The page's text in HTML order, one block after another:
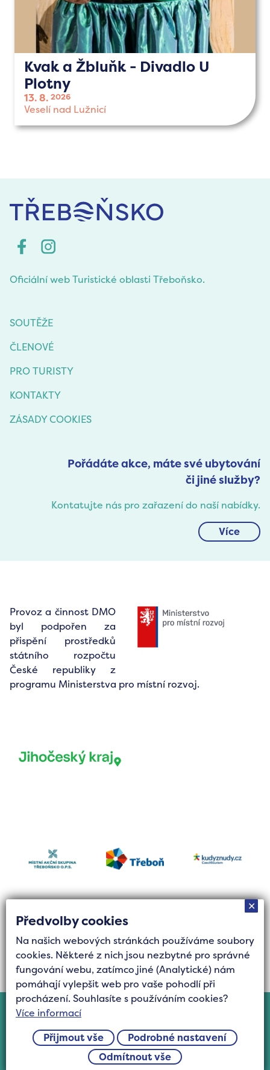
Kvak a Žbluňk - Divadlo U
Plotny
13. 8. 2026
Veselí nad Lužnicí
Oficiální web Turistické oblasti Třeboňsko.
SOUTĚŽE
ČLENOVÉ
PRO TURISTY
KONTAKTY
ZÁSADY COOKIES
Pořádáte akce, máte své ubytování
či jiné služby?
Kontatujte nás pro zařazení do naší nabídky.
Více
Provoz a činnost DMO
byl podpořen za
přispění prostředků
státního rozpočtu
České republiky z
programu Ministerstva pro místní rozvoj.
Tvorba stránek byla finančně podpořena Jihočeským
krajem z grantového fondu Podpora cestovního
ruchu.
Cookies
©2025 Všechna práva vyhrazena Turistická
oblast Třeboňsko, z.s.
vytvořilinoWEB s.r.o.
Předvolby cookies
Na našich webových stránkách používáme soubory
cookies. Některé z nich jsou nezbytné pro správné
fungování webu, zatímco jiné (Analytické) nám
pomáhají vylepšit web pro vaše pohodlí při
procházení. Souhlasíte s používáním cookies?
Více informací
Přijmout vše
Podrobné nastavení
Odmítnout vše
✕